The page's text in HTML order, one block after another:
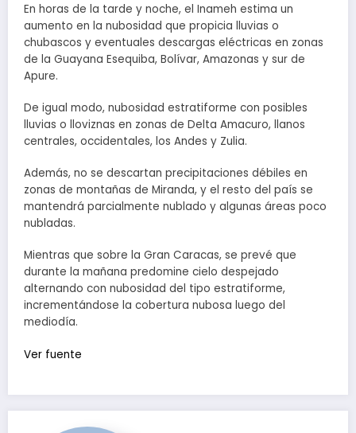
En horas de la tarde y noche, el Inameh estima un
aumento en la nubosidad que propicia lluvias o
chubascos y eventuales descargas eléctricas en zonas
de la Guayana Esequiba, Bolívar, Amazonas y sur de
Apure.
De igual modo, nubosidad estratiforme con posibles
lluvias o lloviznas en zonas de Delta Amacuro, llanos
centrales, occidentales, los Andes y Zulia.
Además, no se descartan precipitaciones débiles en
zonas de montañas de Miranda, y el resto del país se
mantendrá parcialmente nublado y algunas áreas poco
nubladas.
Mientras que sobre la Gran Caracas, se prevé que
durante la mañana predomine cielo despejado
alternando con nubosidad del tipo estratiforme,
incrementándose la cobertura nubosa luego del
mediodía.
Ver fuente